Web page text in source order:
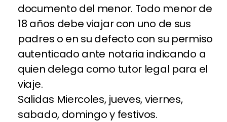
documento del menor. Todo menor de
18 años debe viajar con uno de sus
padres o en su defecto con su permiso
autenticado ante notaria indicando a
quien delega como tutor legal para el
viaje.
Salidas Miercoles, jueves, viernes,
sabado, domingo y festivos.